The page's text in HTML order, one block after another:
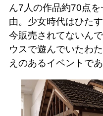
ん7人の作品約70点
由。少女時代はひた
今販売されてないん
ウスで遊んでいたわ
えのあるイベントであ